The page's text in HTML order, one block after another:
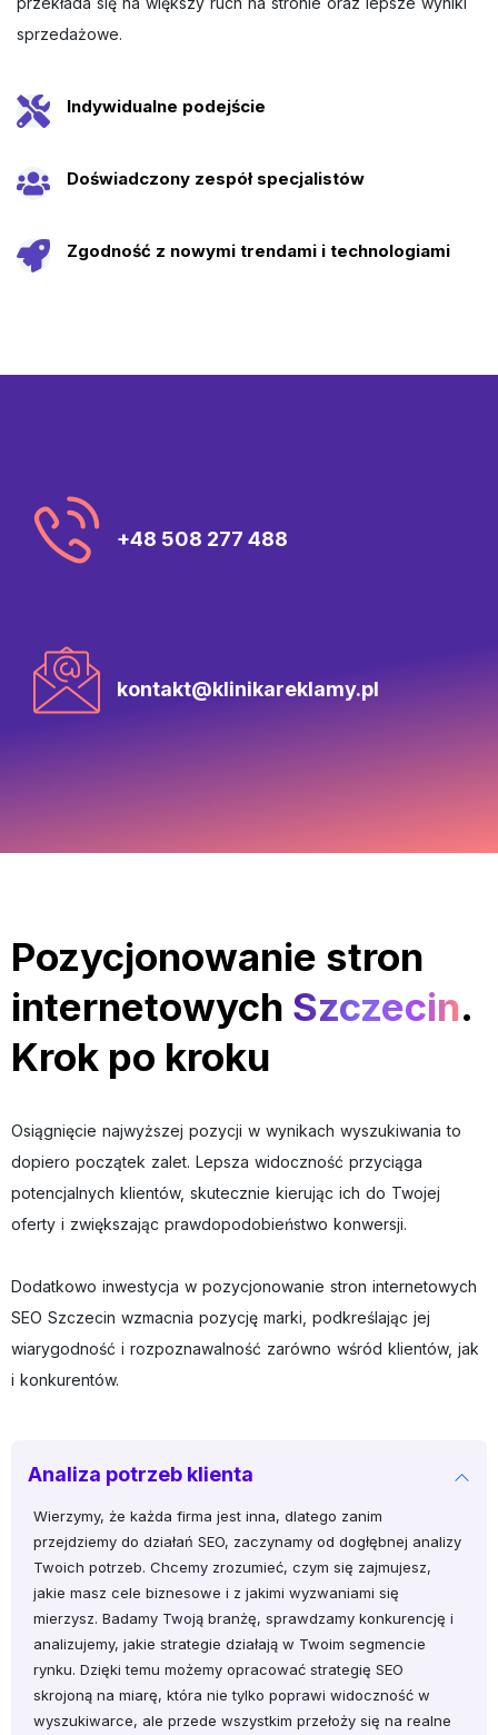
sprzedażowe.
Indywidualne podejście
Doświadczony zespół specjalistów
Zgodność z nowymi trendami i technologiami
+48 508 277 488
kontakt@klinikareklamy.pl
Pozycjonowanie stron
internetowych Szczecin.
Krok po kroku
Osiągnięcie najwyższej pozycji w wynikach wyszukiwania to
dopiero początek zalet. Lepsza widoczność przyciąga
potencjalnych klientów, skutecznie kierując ich do Twojej
oferty i zwiększając prawdopodobieństwo konwersji.
Dodatkowo inwestycja w pozycjonowanie stron internetowych
SEO Szczecin wzmacnia pozycję marki, podkreślając jej
wiarygodność i rozpoznawalność zarówno wśród klientów, jak
i konkurentów.
Analiza potrzeb klienta
Wierzymy, że każda firma jest inna, dlatego zanim
przejdziemy do działań SEO, zaczynamy od dogłębnej analizy
Twoich potrzeb. Chcemy zrozumieć, czym się zajmujesz,
jakie masz cele biznesowe i z jakimi wyzwaniami się
mierzysz. Badamy Twoją branżę, sprawdzamy konkurencję i
analizujemy, jakie strategie działają w Twoim segmencie
rynku. Dzięki temu możemy opracować strategię SEO
skrojoną na miarę, która nie tylko poprawi widoczność w
wyszukiwarce, ale przede wszystkim przełoży się na realne